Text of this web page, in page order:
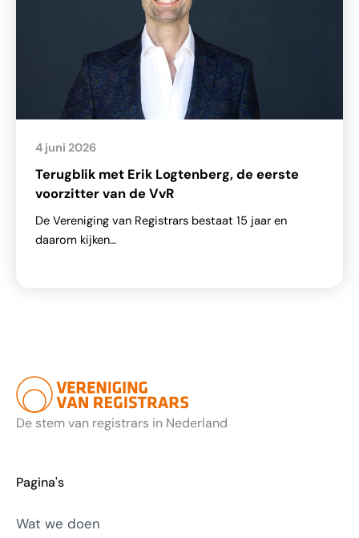
Terugblik met Erik Logtenberg, de eerste
voorzitter van de VvR
4 juni 2026
De Vereniging van Registrars bestaat 15 jaar en
daarom kijken…
De stem van registrars in Nederland
Pagina's
Wat we doen